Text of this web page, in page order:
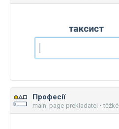
Професії
main_page-prekladatel • těžké